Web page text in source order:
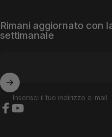
Rimani aggiornato con
settimanale
Inserisci il tuo indirizzo e-mail